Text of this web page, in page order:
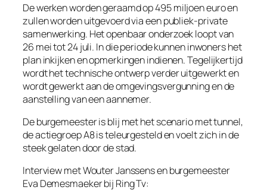
De werken worden geraamd op 495 miljoen euro en
zullen worden uitgevoerd via een publiek-private
samenwerking. Het openbaar onderzoek loopt van
26 mei tot 24 juli. In die periode kunnen inwoners het
plan inkijken en opmerkingen indienen. Tegelijkertijd
wordt het technische ontwerp verder uitgewerkt en
wordt gewerkt aan de omgevingsvergunning en de
aanstelling van een aannemer.
De burgemeester is blij met het scenario met tunnel,
de actiegroep A8 is teleurgesteld en voelt zich in de
steek gelaten door de stad.
Interview met Wouter Janssens en burgemeester
Eva Demesmaeker bij Ring Tv: